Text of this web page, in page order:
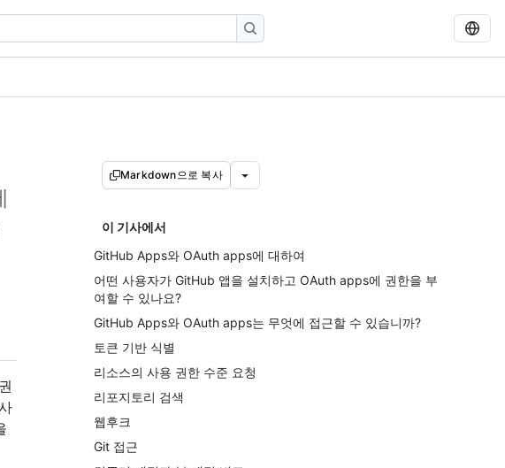
Markdown으로 복사
이 기사에서
GitHub Apps와 OAuth apps에 대하여
어떤 사용자가 GitHub 앱을 설치하고 OAuth apps에 권한을 부
여할 수 있나요?
GitHub Apps와 OAuth apps는 무엇에 접근할 수 있습니까?
토큰 기반 식별
리소스의 사용 권한 수준 요청
리포지토리 검색
웹후크
Git 접근